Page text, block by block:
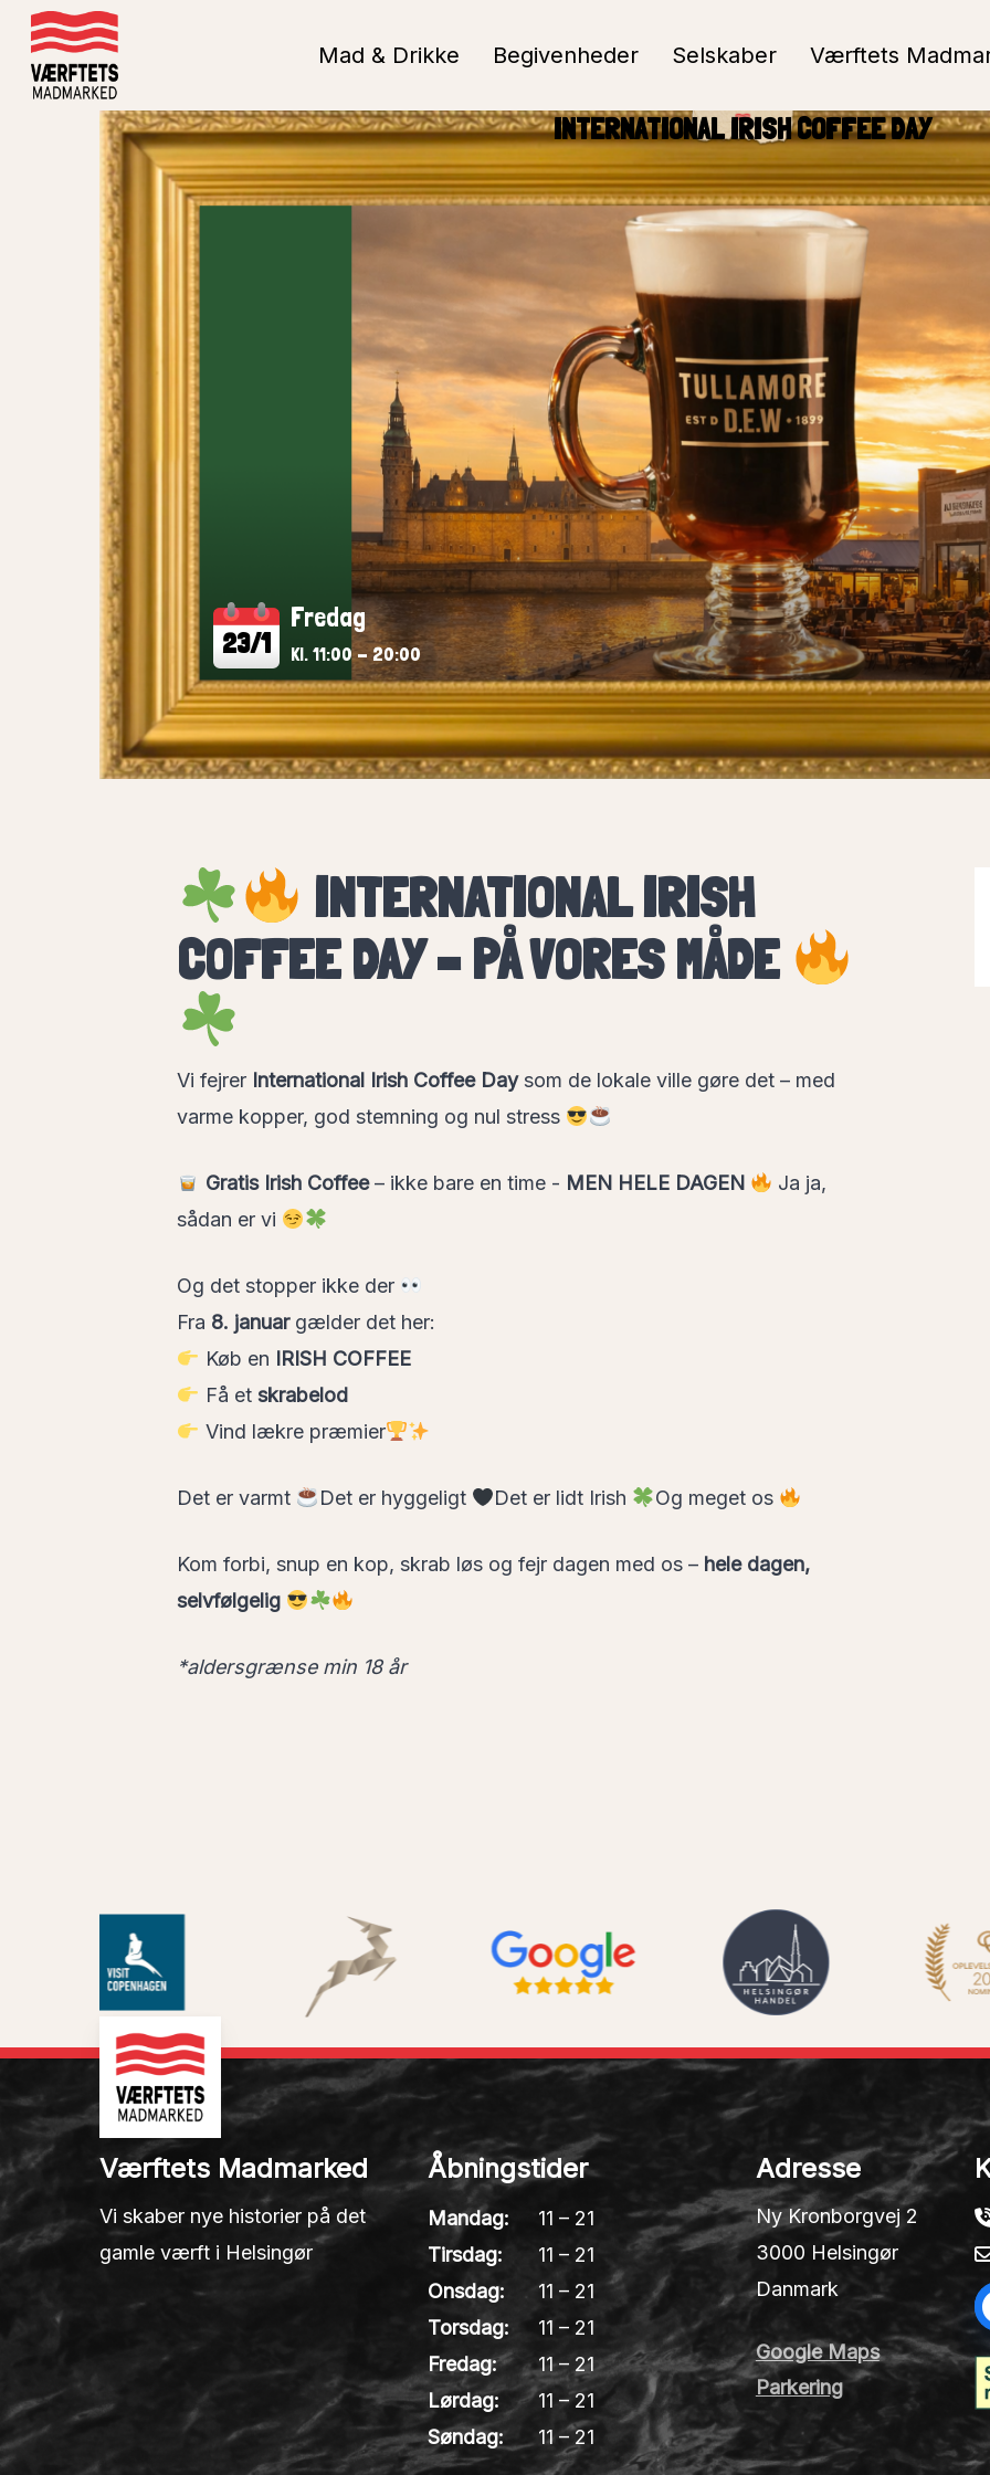
Skip
main
Mad & Drikke Begivenheder Selskaber Værftets
INTERNATIONAL IRISH COFFEE DAY
23/1
Fredag
Kl. 11:00 - 20:00
INTERNATIONAL IRISH
COFFEE DAY – PÅ VORES MÅDE
Vi fejrer International Irish Coffee Daysom de lokale ville gøre det – med
varme kopper, god stemning og nul stress
Gratis Irish Coffee– ikke bare en time - MEN HELE DAGEN
Ja ja,
sådan er vi
Og det stopper ikke der
Fra 8. januargælder det her:
Køb en IRISH COFFEE
Få et skrabelod
Vind lækre præmier
Det er varmt Det er hyggeligt Det er lidt Irish Og meget os
Kom forbi, snup en kop, skrab løs og fejr dagen med os – hele dagen,
selvfølgelig
*aldersgrænse min 18 år
Værftets Madmarked
Vi skaber nye historier på det
gamle værft i Helsingør
Åbningstider
Mandag:
11 – 21
Tirsdag:
11 – 21
Onsdag:
11 – 21
Torsdag:
11 – 21
Fredag:
11 – 21
Lørdag:
11 – 21
Søndag:
11 – 21
Adresse
Ny Kronborgvej 2
3000 Helsingør
Danmark
Google Maps
Parkering